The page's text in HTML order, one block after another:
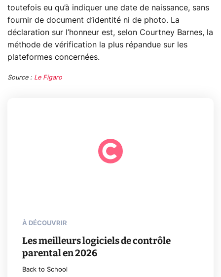
toutefois eu qu’à indiquer une date de naissance, sans
fournir de document d’identité ni de photo. La
déclaration sur l’honneur est, selon Courtney Barnes, la
méthode de vérification la plus répandue sur les
plateformes concernées.
Source : Le Figaro
À DÉCOUVRIR
Les meilleurs logiciels de contrôle
parental en 2026
Back to School